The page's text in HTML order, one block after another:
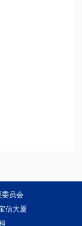
委员会
信大厦